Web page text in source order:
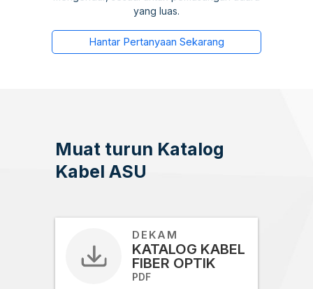
yang luas.
Hantar Pertanyaan Sekarang
Muat turun Katalog
Kabel ASU
DEKAM
KATALOG KABEL
FIBER OPTIK
PDF